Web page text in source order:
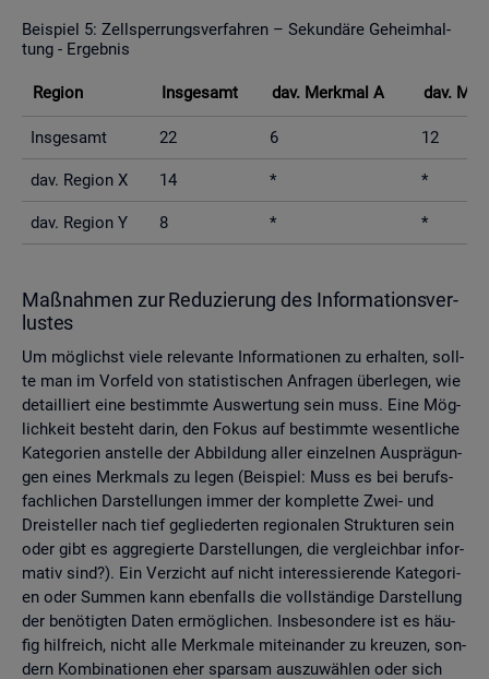
Bei­spiel 5: Zell­sper­rungs­ver­fah­ren – Se­kun­dä­re Ge­heim­hal­
tung - Er­geb­nis
Re­gi­on Ins­ge­samt dav. Merk­mal A dav.
Ins­ge­samt 22 6 12
dav. Re­gi­on X 14 * *
dav. Re­gi­on Y 8 * *
Maß­nah­men zur Re­du­zie­rung des In­for­ma­ti­ons­ver­
lus­tes
Um mög­lichst viele re­le­van­te In­for­ma­tio­nen zu er­hal­ten, soll­
te man im Vor­feld von sta­tis­ti­schen An­fra­gen über­le­gen, wie
de­tail­liert eine be­stimm­te Aus­wer­tung sein muss. Eine Mög­
lich­keit be­steht darin, den Fokus auf be­stimm­te we­sent­li­che
Ka­te­go­ri­en an­stel­le der Ab­bil­dung aller ein­zel­nen Aus­prä­gun­
gen eines Merk­mals zu legen (Bei­spiel: Muss es bei be­rufs­
fach­li­chen Dar­stel­lun­gen immer der kom­plet­te Zwei- und
Drei­stel­ler nach tief ge­glie­der­ten re­gio­na­len Struk­tu­ren sein
oder gibt es agg­re­gier­te Dar­stel­lun­gen, die ver­gleich­bar in­for­
ma­tiv sind?). Ein Ver­zicht auf nicht in­ter­es­sie­ren­de Ka­te­go­ri­
en oder Sum­men kann eben­falls die voll­stän­di­ge Dar­stel­lung
der be­nö­tig­ten Daten er­mög­li­chen. Ins­be­son­de­re ist es häu­
fig hilf­reich, nicht alle Merk­ma­le mit­ein­an­der zu kreu­zen, son­
dern Kom­bi­na­tio­nen eher spar­sam aus­zu­wäh­len oder sich